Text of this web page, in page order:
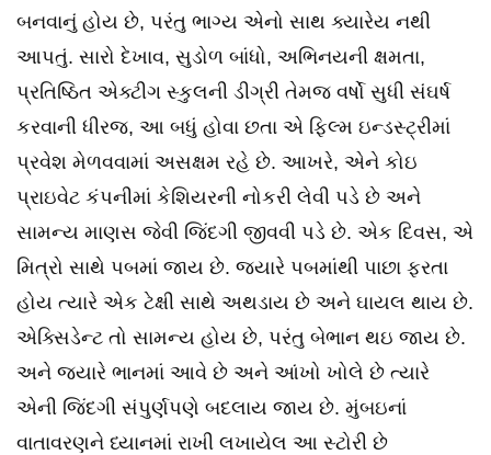
બનવાનું હોય છે, પરંતુ ભાગ્ય એનો સાથ ક્યારેય નથી
આપતું. સારો દેખાવ, સુડોળ બાંધો, અભિનયની ક્ષમતા,
પ્રતિષ્ઠિત એક્ટીગ સ્કુલની ડીગ્રી તેમજ વર્ષો સુધી સંઘર્ષ
કરવાની ધીરજ, આ બધું હોવા છતા એ ફિલ્મ ઇન્ડસ્ટ્રીમાં
પ્રવેશ મેળવવામાં અસક્ષમ રહે છે. આખરે, એને કોઇ
પ્રાઇવેટ કંપનીમાં કેશિયરની નોકરી લેવી પડે છે અને
સામન્ય માણસ જેવી જિંદગી જીવવી પડે છે. એક દિવસ, એ
મિત્રો સાથે પબમાં જાય છે. જ્યારે પબમાંથી પાછા ફરતા
હોય ત્યારે એક ટેક્ષી સાથે અથડાય છે અને ઘાયલ થાય છે.
એક્સિડેન્ટ તો સામન્ય હોય છે, પરંતુ બેભાન થઇ જાય છે.
અને જ્યારે ભાનમાં આવે છે અને આંખો ખોલે છે ત્યારે
એની જિંદગી સંપુર્ણપણે બદલાય જાય છે. મુંબઇનાં
વાતાવરણને ધ્યાનમાં રાખી લખાયેલ આ સ્ટોરી છે